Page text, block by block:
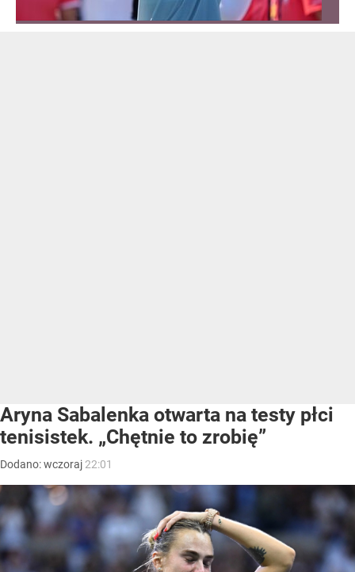
Aryna Sabalenka otwarta na testy płci
tenisistek. „Chętnie to zrobię”
Dodano:wczoraj 22:01